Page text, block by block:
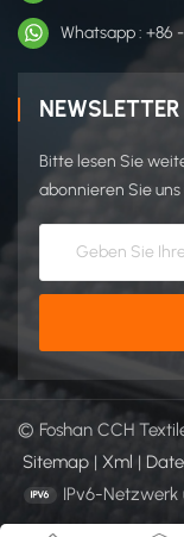
Whatsapp : +86
NEWSLETTER
Bitte lesen Sie
abonnieren Sie
© Foshan CCH
Sitemap | Xml |
IPv6-